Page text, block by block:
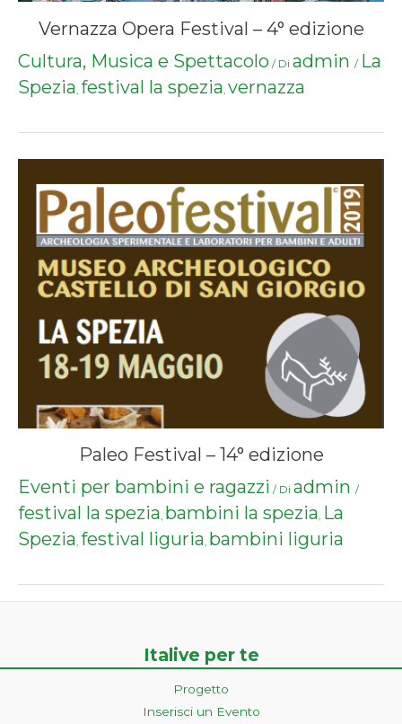
Vernazza Opera Festival – 4° edizione
Cultura, Musica e Spettacolo / Di admin / La
Spezia, festival la spezia, vernazza
Paleo Festival – 14° edizione
Eventi per bambini e ragazzi / Di admin /
festival la spezia, bambini la spezia, La
Spezia, festival liguria, bambini liguria
Italive per te
Progetto
Inserisci un Evento